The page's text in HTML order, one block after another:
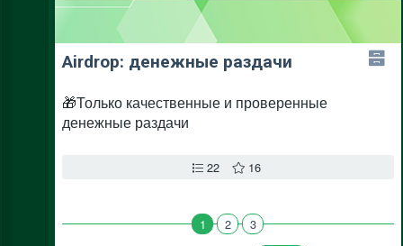
Airdrop: денежные раздачи
🎁Только качественные и проверенные
денежные раздачи
22 16
1 2
3